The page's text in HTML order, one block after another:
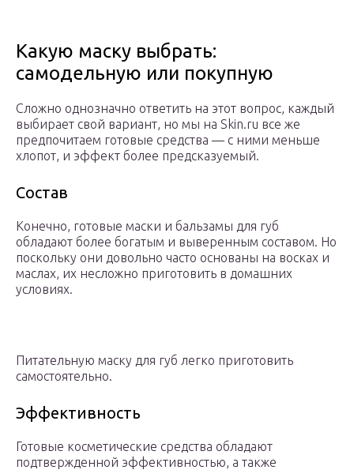
Какую маску выбрать:
самодельную или покупную
Сложно однозначно ответить на этот вопрос, каждый
выбирает свой вариант, но мы на Skin.ru все же
предпочитаем готовые средства — с ними меньше
хлопот, и эффект более предсказуемый.
Состав
Конечно, готовые маски и бальзамы для губ
обладают более богатым и выверенным составом. Но
поскольку они довольно часто основаны на восках и
маслах, их несложно приготовить в домашних
условиях.
Питательную маску для губ легко приготовить
самостоятельно.
Эффективность
Готовые косметические средства обладают
подтвержденной эффективностью, а также